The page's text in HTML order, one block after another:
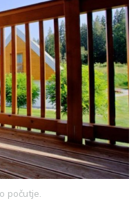
počutje.